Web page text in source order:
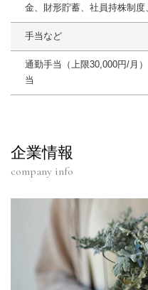
金、財形貯蓄、社員持株制度
手当など
通勤手当（上限30,000円/月
当
企業情報
company info